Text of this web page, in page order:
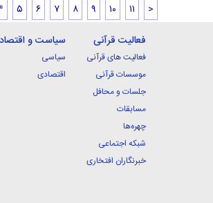
۵ ۶ ۷ ۸ ۹ ۱۰ ۱۱ >
فعالیت قرآنی
فعالیت های قرآنی
موسسات قرآنی
جلسات و محافل
مسابقات
چهره‌ها
شبکه اجتماعی
خبرنگاران افتخاری
سیاست و اقتصاد
سیاسی
اقتصادی